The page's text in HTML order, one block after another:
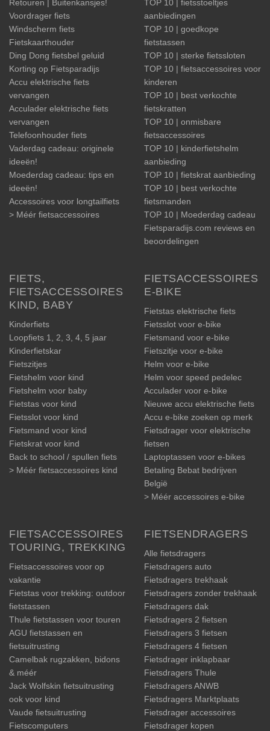
Retouren | Buitenkansjes!
Voordrager fiets
Windscherm fiets
Fietskaarthouder
Ding Dong fietsbel geluid
Korting op Fietsparadijs
Accu elektrische fiets
vervangen
Acculader elektrische fiets
vervangen
Telefoonhouder fiets
Vaderdag cadeau: originele
ideeën!
Moederdag cadeau: tips en
ideeën!
Accessoires voor longtailfiets
> Méér fietsaccessoires
TOP 10 | fietsstoeltjes
aanbiedingen
TOP 10 | goedkope
fietstassen
TOP 10 | sterke fietssloten
TOP 10 | fietsaccessoires voor
kinderen
TOP 10 | best verkochte
fietskratten
TOP 10 | onmisbare
fietsaccessoires
TOP 10 | kinderfietshelm
aanbieding
TOP 10 | fietskrat aanbieding
TOP 10 | best verkochte
fietsmanden
TOP 10 | Moederdag cadeau
Fietsparadijs.com reviews en
beoordelingen
FIETS,
FIETSACCESSOIRES
KIND, BABY
Kinderfiets
Loopfiets 1, 2, 3, 4, 5 jaar
Kinderfietskar
Fietszitjes
Fietshelm voor kind
Fietshelm voor baby
Fietstas voor kind
Fietsslot voor kind
Fietsmand voor kind
Fietskrat voor kind
Back to school / spullen fiets
> Méér fietsaccessoires kind
FIETSACCESSOIRES
E-BIKE
Fietstas elektrische fiets
Fietsslot voor e-bike
Fietsmand voor e-bike
Fietszitje voor e-bike
Helm voor e-bike
Helm voor speed pedelec
Acculader voor e-bike
Nieuwe accu elektrische fiets
Accu e-bike zoeken op merk
Fietsdrager voor elektrische
fietsen
Laptoptassen voor e-bikes
Betaling Bebat bedrijven
België
> Méér accessoires e-bike
FIETSACCESSOIRES
TOURING, TREKKING
Fietsaccessoires voor op
vakantie
Fietstas voor trekking: outdoor
fietstassen
Thule fietstassen voor touren
AGU fietstassen en
fietsuitrusting
Camelbak rugzakken, bidons
& méér
Jack Wolfskin fietsuitrusting
ook voor kind
Vaude fietsuitrusting
Fietscomputers
FIETSENDRAGERS
Alle fietsdragers
Fietsdragers auto
Fietsdragers trekhaak
Fietsdragers zonder trekhaak
Fietsdragers dak
Fietsdragers 2 fietsen
Fietsdragers 3 fietsen
Fietsdragers 4 fietsen
Fietsdrager inklapbaar
Fietsdragers Thule
Fietsdragers ANWB
Fietsdragers Marktplaats
Fietsdrager accessoires
Fietsdrager kopen